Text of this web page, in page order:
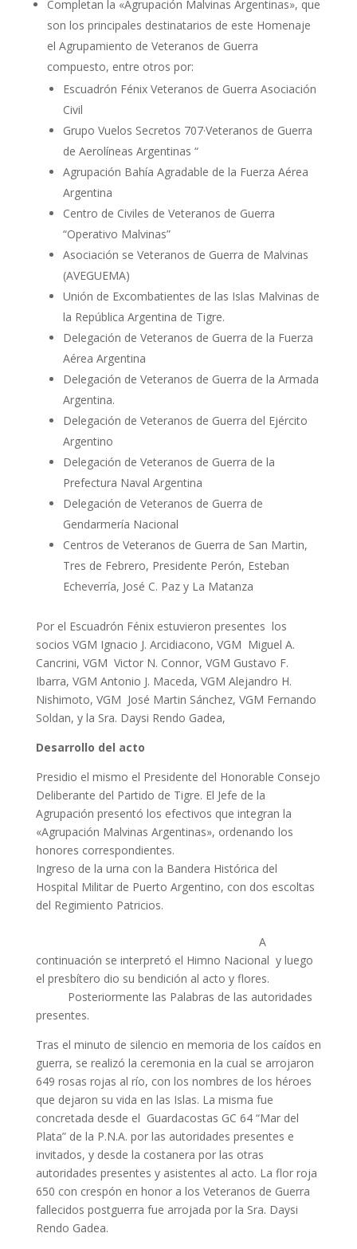
Completan la «Agrupación Malvinas Argentinas», que
son los principales destinatarios de este Homenaje
el Agrupamiento de Veteranos de Guerra
compuesto, entre otros por:
Escuadrón Fénix Veteranos de Guerra Asociación
Civil
Grupo Vuelos Secretos 707·Veteranos de Guerra
de Aerolíneas Argentinas “
Agrupación Bahía Agradable de la Fuerza Aérea
Argentina
Centro de Civiles de Veteranos de Guerra
“Operativo Malvinas”
Asociación se Veteranos de Guerra de Malvinas
(AVEGUEMA)
Unión de Excombatientes de las Islas Malvinas de
la República Argentina de Tigre.
Delegación de Veteranos de Guerra de la Fuerza
Aérea Argentina
Delegación de Veteranos de Guerra de la Armada
Argentina.
Delegación de Veteranos de Guerra del Ejército
Argentino
Delegación de Veteranos de Guerra de la
Prefectura Naval Argentina
Delegación de Veteranos de Guerra de
Gendarmería Nacional
Centros de Veteranos de Guerra de San Martin,
Tres de Febrero, Presidente Perón, Esteban
Echeverría, José C. Paz y La Matanza
Por el Escuadrón Fénix estuvieron presentes los
socios VGM Ignacio J. Arcidiacono, VGM Miguel A.
Cancrini, VGM Victor N. Connor, VGM Gustavo F.
Ibarra, VGM Antonio J. Maceda, VGM Alejandro H.
Nishimoto, VGM José Martin Sánchez, VGM Fernando
Soldan, y la Sra. Daysi Rendo Gadea,
Desarrollo del acto
Presidio el mismo el Presidente del Honorable Consejo
Deliberante del Partido de Tigre. El Jefe de la
Agrupación presentó los efectivos que integran la
«Agrupación Malvinas Argentinas», ordenando los
honores correspondientes.
Ingreso de la urna con la Bandera Histórica del
Hospital Militar de Puerto Argentino, con dos escoltas
del Regimiento Patricios.
A
continuación se interpretó el Himno Nacional y luego
el presbítero dio su bendición al acto y flores.
Posteriormente las Palabras de las autoridades
presentes.
Tras el minuto de silencio en memoria de los caídos en
guerra, se realizó la ceremonia en la cual se arrojaron
649 rosas rojas al río, con los nombres de los héroes
que dejaron su vida en las Islas. La misma fue
concretada desde el Guardacostas GC 64 “Mar del
Plata” de la P.N.A. por las autoridades presentes e
invitados, y desde la costanera por las otras
autoridades presentes y asistentes al acto. La flor roja
650 con crespón en honor a los Veteranos de Guerra
fallecidos postguerra fue arrojada por la Sra. Daysi
Rendo Gadea.